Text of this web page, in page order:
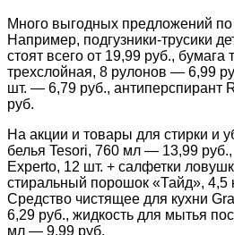
Много выгодных предложений
Например, подгузники-трусики
стоят всего от 19,99 руб., бумага
трехслойная, 8 рулонов — 6,99
шт. — 6,79 руб., антиперспирант
руб.
На акции и товары для стирки и
белья Tesori, 760 мл — 13,99 руб.,
Experto, 12 шт. + салфетки
стиральный порошок «Тайд», 4,5
Средство чистящее для кухни
6,29 руб., жидкость для мытья
мл — 9,99 руб.